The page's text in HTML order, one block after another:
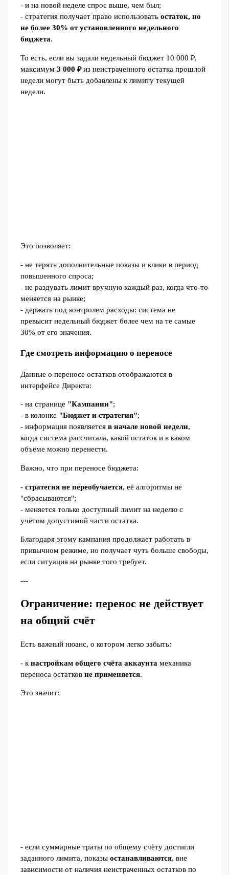
- и на новой неделе спрос выше, чем был;
- стратегия получает право использовать остаток, но
не более 30% от установленного недельного
бюджета.
То есть, если вы задали недельный бюджет 10 000 ₽,
максимум 3 000 ₽из неистраченного остатка прошлой
недели могут быть добавлены к лимиту текущей
недели.
Это позволяет:
- не терять дополнительные показы и клики в период
повышенного спроса;
- не раздувать лимит вручную каждый раз, когда что-то
меняется на рынке;
- держать под контролем расходы: система не
превысит недельный бюджет более чем на те самые
30% от его значения.
Где смотреть информацию о переносе
Данные о переносе остатков отображаются в
интерфейсе Директа:
- на странице "Кампании";
- в колонке "Бюджет и стратегия";
- информация появляется в начале новой недели,
когда система рассчитала, какой остаток и в каком
объёме можно перенести.
Важно, что при переносе бюджета:
- стратегия не переобучается, её алгоритмы не
"сбрасываются";
- меняется только доступный лимит на неделю с
учётом допустимой части остатка.
Благодаря этому кампания продолжает работать в
привычном режиме, но получает чуть больше свободы,
если ситуация на рынке того требует.
---
Ограничение: перенос не действует
на общий счёт
Есть важный нюанс, о котором легко забыть:
- к настройкам общего счёта аккаунта механика
переноса остатков не применяется.
Это значит:
- если суммарные траты по общему счёту достигли
заданного лимита, показы останавливаются, вне
зависимости от наличия неистраченных остатков по